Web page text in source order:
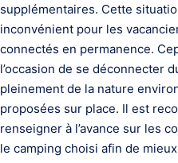
supplémentaires. Cette
inconvénient pour les
connectés en permanence.
l’occasion de se déconnecter
pleinement de la nature
proposées sur place. Il est
renseigner à l’avance sur les
le camping choisi afin de